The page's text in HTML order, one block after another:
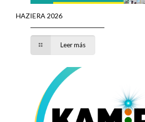
HAZIERA 2026
Leer más